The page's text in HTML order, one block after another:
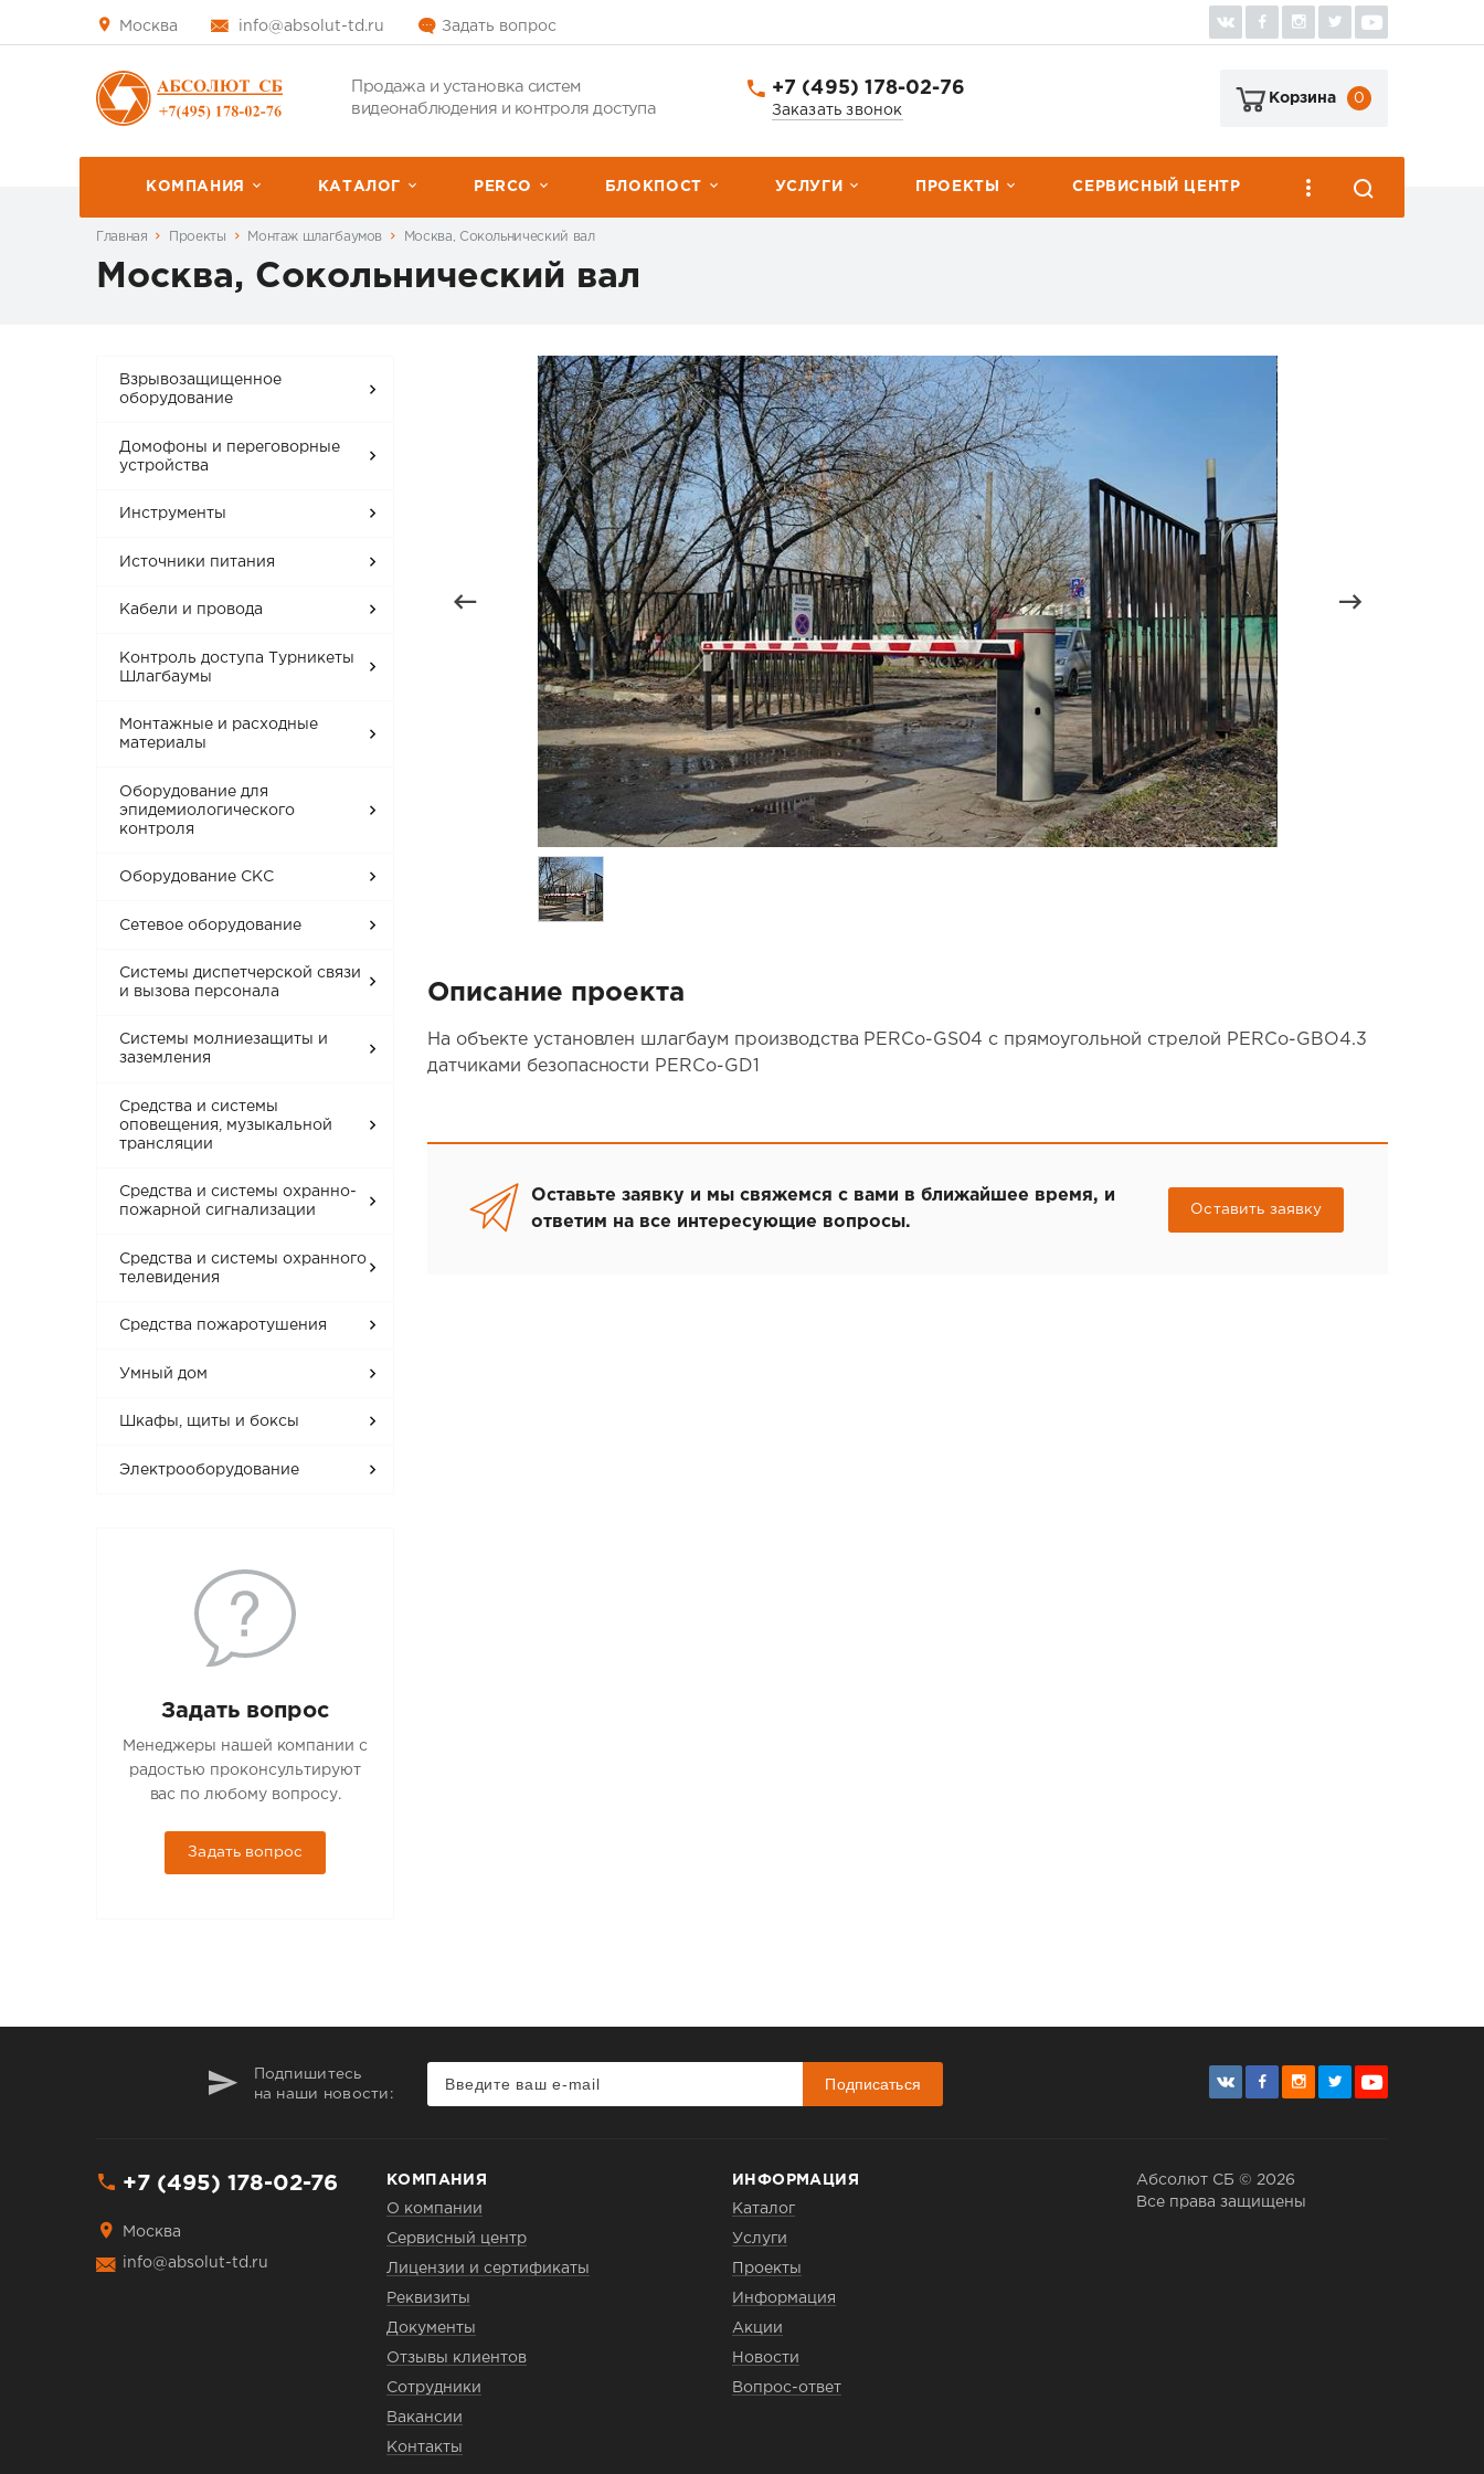
Москва info@absolut-td.ru Задать вопрос
Продажа и установка систем
видеонаблюдения и контроля доступа
+7 (495) 178-02-76
Заказать звонок
Корзина 0
КОМПАНИЯ КАТАЛОГ PERCО БЛОКПОСТ УСЛУГИ ПРОЕКТЫ СЕРВИСНЫЙ ЦЕНТР
Главная Проекты Монтаж шлагбаумов Москва, Сокольнический вал
Москва, Сокольнический вал
Взрывозащищенное
оборудование
Домофоны и переговорные
устройства
Инструменты
Источники питания
Кабели и провода
Контроль доступа Турникеты
Шлагбаумы
Монтажные и расходные
материалы
Оборудование для
эпидемиологического
контроля
Оборудование СКС
Сетевое оборудование
Системы диспетчерской связи
и вызова персонала
Системы молниезащиты и
заземления
Средства и системы
оповещения, музыкальной
трансляции
Средства и системы охранно-
пожарной сигнализации
Средства и системы охранного
телевидения
Средства пожаротушения
Умный дом
Шкафы, щиты и боксы
Электрооборудование
Задать вопрос
Менеджеры нашей компании с
радостью проконсультируют
вас по любому вопросу.
Задать вопрос
Описание проекта
На объекте установлен шлагбаум производства PERCo-GS04 с прямоугольной стрелой PERCo-GBO4.3
датчиками безопасности PERCo-GD1
Оставьте заявку и мы свяжемся с вами в ближайшее время, и
ответим на все интересующие вопросы.
Оставить заявку
Подпишитесь
на наши новости:
Подписаться
+7 (495) 178-02-76
Москва
info@absolut-td.ru
КОМПАНИЯ
О компании
Сервисный центр
Лицензии и сертификаты
Реквизиты
Документы
Отзывы клиентов
Сотрудники
Вакансии
Контакты
ИНФОРМАЦИЯ
Каталог
Услуги
Проекты
Информация
Акции
Новости
Вопрос-ответ
Абсолют СБ © 2026
Все права защищены